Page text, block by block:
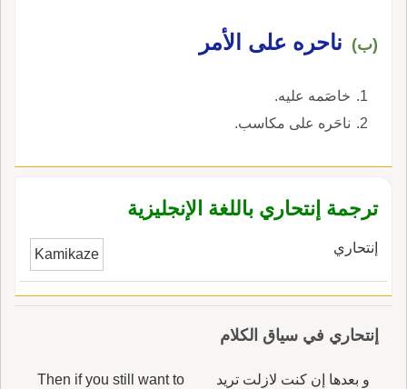
(ب) ناحره على الأمر
خاصَمه عليه.
ناحَره على مكاسب.
ترجمة إنتحاري باللغة الإنجليزية
إنتحاري Kamikaze
إنتحاري في سياق الكلام
و بعدها إن كنت لازلت تريد
Then if you still want to